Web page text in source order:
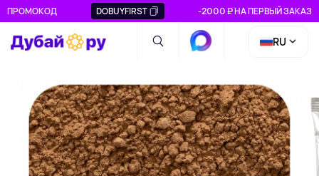
ПРОМОКОД DOBUYFIRST -2000 ₽ НА ПЕРВЫЙ ЗАКАЗ
RU